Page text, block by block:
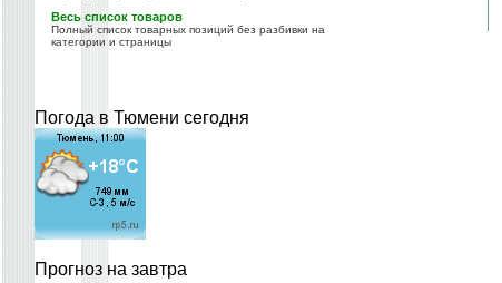
Весь список товаров
Полный список товарных позиций без разбивки на
категории и страницы
Погода в Тюмени сегодня
Прогноз на завтра